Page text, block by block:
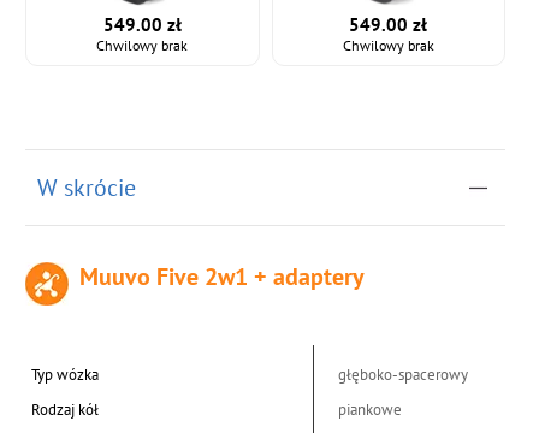
549.00 zł
Chwilowy brak
549.00 zł
Chwilowy brak
W skrócie
Muuvo Five 2w1 + adaptery
Typ wózka
głęboko-spacerowy
Rodzaj kół
piankowe